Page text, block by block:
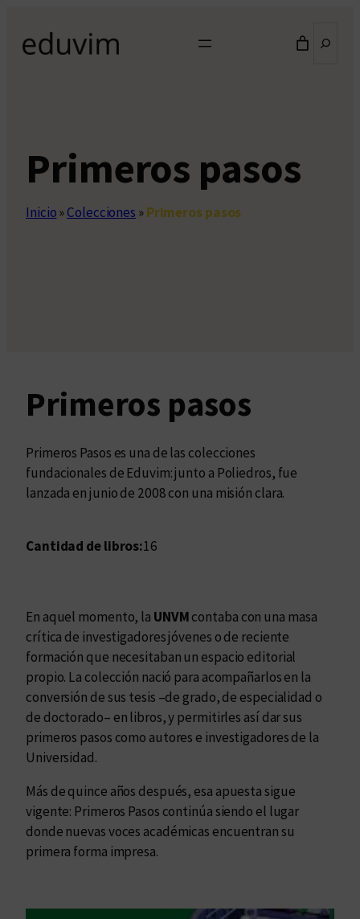
contenido
Primeros pasos
Inicio»Colecciones »Primeros pasos
Primeros pasos
Primeros Pasos es una de las colecciones
fundacionales de Eduvim: junto a Poliedros, fue
lanzada en junio de 2008 con una misión clara.
Cantidad de libros:16
En aquel momento, la UNVMcontaba con una masa
crítica de investigadores jóvenes o de reciente
formación que necesitaban un espacio editorial
propio. La colección nació para acompañarlos en la
conversión de sus tesis –de grado, de especialidad o
de doctorado– en libros, y permitirles así dar sus
primeros pasos como autores e investigadores de la
Universidad.
Más de quince años después, esa apuesta sigue
vigente: Primeros Pasos continúa siendo el lugar
donde nuevas voces académicas encuentran su
primera forma impresa.